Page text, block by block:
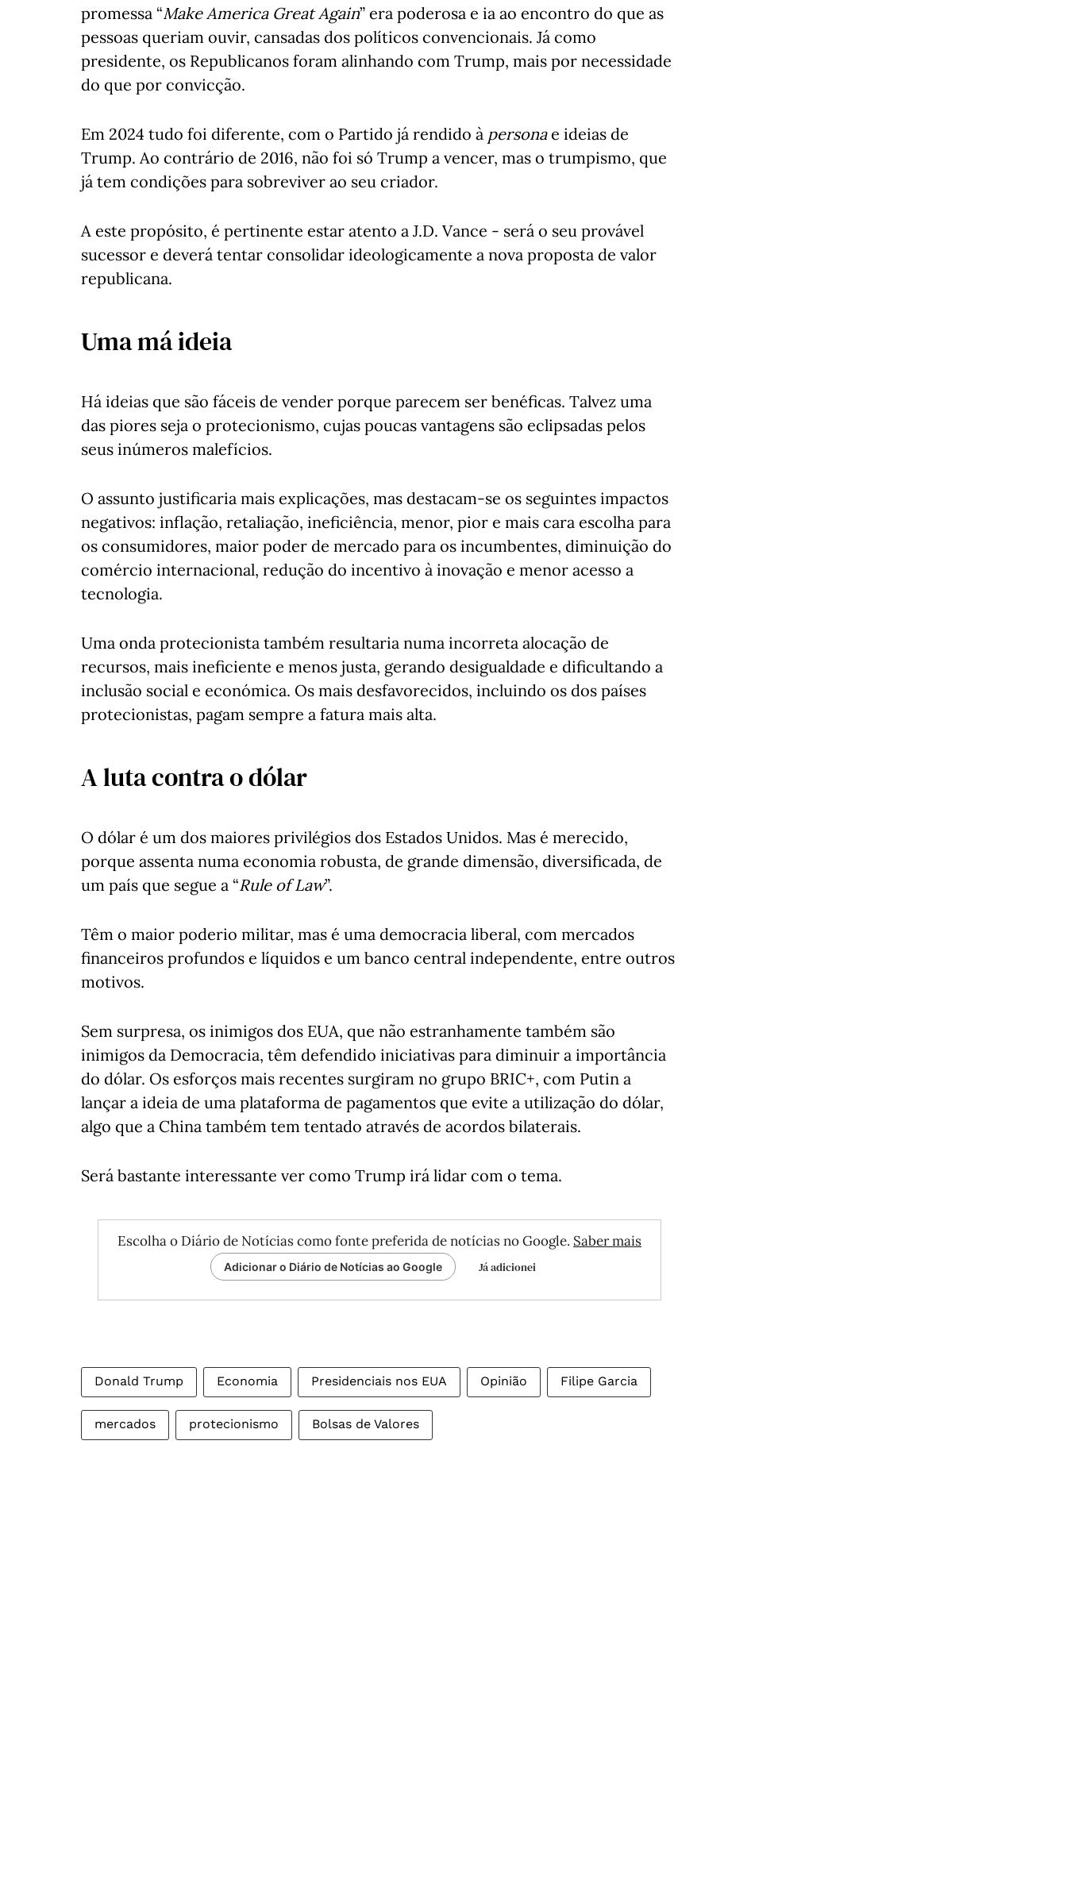
promessa “Make America Great Again” era poderosa e ia ao encontro do que as
pessoas queriam ouvir, cansadas dos políticos convencionais. Já como
presidente, os Republicanos foram alinhando com Trump, mais por necessidade
do que por convicção.
Em 2024 tudo foi diferente, com o Partido já rendido à personae ideias de
Trump. Ao contrário de 2016, não foi só Trump a vencer, mas o trumpismo, que
já tem condições para sobreviver ao seu criador.
A este propósito, é pertinente estar atento a J.D. Vance - será o seu provável
sucessor e deverá tentar consolidar ideologicamente a nova proposta de valor
republicana.
Uma má ideia
Há ideias que são fáceis de vender porque parecem ser benéficas. Talvez uma
das piores seja o protecionismo, cujas poucas vantagens são eclipsadas pelos
seus inúmeros malefícios.
O assunto justificaria mais explicações, mas destacam-se os seguintes impactos
negativos: inflação, retaliação, ineficiência, menor, pior e mais cara escolha para
os consumidores, maior poder de mercado para os incumbentes, diminuição do
comércio internacional, redução do incentivo à inovação e menor acesso a
tecnologia.
Uma onda protecionista também resultaria numa incorreta alocação de
recursos, mais ineficiente e menos justa, gerando desigualdade e dificultando a
inclusão social e económica. Os mais desfavorecidos, incluindo os dos países
protecionistas, pagam sempre a fatura mais alta.
A luta contra o dólar
O dólar é um dos maiores privilégios dos Estados Unidos. Mas é merecido,
porque assenta numa economia robusta, de grande dimensão, diversificada, de
um país que segue a “Rule of Law”.
Têm o maior poderio militar, mas é uma democracia liberal, com mercados
financeiros profundos e líquidos e um banco central independente, entre outros
motivos.
Sem surpresa, os inimigos dos EUA, que não estranhamente também são
inimigos da Democracia, têm defendido iniciativas para diminuir a importância
do dólar. Os esforços mais recentes surgiram no grupo BRIC+, com Putin a
lançar a ideia de uma plataforma de pagamentos que evite a utilização do dólar,
algo que a China também tem tentado através de acordos bilaterais.
Será bastante interessante ver como Trump irá lidar com o tema.
Escolha o Diário de Notícias como fonte preferida de notícias no Google. Saber mais
Adicionar o Diário de Notícias ao Google Já adicionei
Donald Trump Economia Presidenciais nos EUA Opinião Filipe Garcia
mercados protecionismo Bolsas de Valores